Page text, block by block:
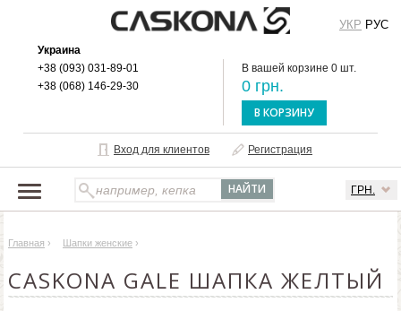
Украина
+38 (093) 031-89-01
+38 (068) 146-29-30
В вашей корзине 0 шт.
0 грн.
В КОРЗИНУ
Вход для клиентов Регистрация
ГРН.
УКР РУС
О БРЕНДЕ
ДОСТАВКА И ОПЛАТА
Главная › Шапки женские ›
CASKONA GALE ШАПКА ЖЕЛТЫЙ